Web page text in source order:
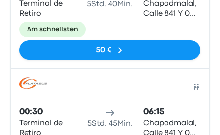
Terminal de
Retiro
5Std. 40Min.
Chapadmalal,
Calle 841 Y 0
Am schnellsten
50 €
00:30
Terminal de
Retiro
5Std. 45Min.
06:15
Chapadmalal,
Calle 841 Y 0